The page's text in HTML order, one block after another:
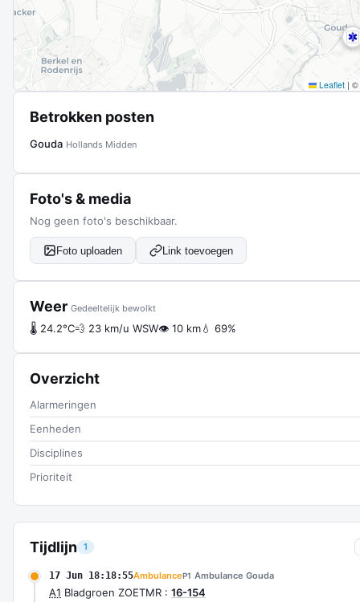
Tijdlijn 1
17 Jun 18:18:55AmbulanceP1 Ambulance Gouda
A1 Bladgroen ZOETMR : 16-154
Leaflet | ©
Betrokken posten
Gouda Hollands Midden
Foto's & media
Nog geen foto's beschikbaar.
Foto uploaden Link toevoegen
Weer Gedeeltelijk bewolkt
🌡 24.2°C💨 23 km/u WSW👁 10 km💧 69%
Overzicht
Alarmeringen
Eenheden
Disciplines
Prioriteit